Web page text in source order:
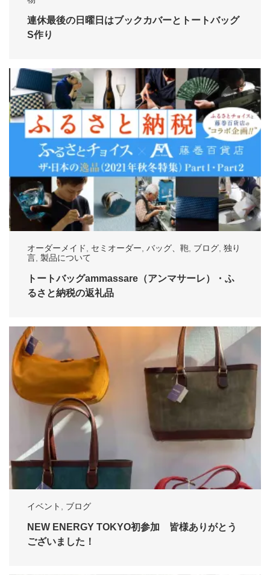
連休最後の日曜日はブックカバーとトートバッグ
S作り
オーダーメイド セミオーダー バッグ、鞄 ブログ 独り
言 製品について
トートバッグammassare（アンマサーレ）・ふ
るさと納税の返礼品
イベント ブログ
NEW ENERGY TOKYO初参加 皆様ありがとう
ございました！